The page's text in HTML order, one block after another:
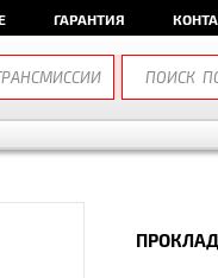
ГАРАНТИЯ